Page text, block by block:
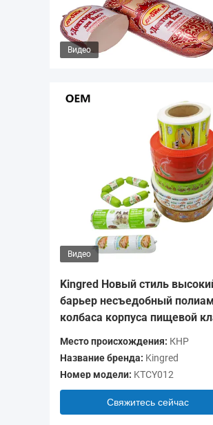
Видео
Видео
Kingred Новый стиль
барьер несъедобный
колбаса корпуса пищевой
Место происхождения: КНР
Название бренда: Kingred
Номер модели: KTCY012
Свяжитесь сейчас